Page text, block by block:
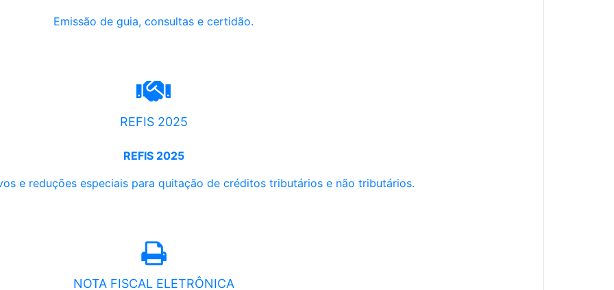
Emissão de guia, consultas e certidão.
REFIS 2025
REFIS 2025
e reduções especiais para quitação de créditos tributários e não tributários.
NOTA FISCAL ELETRÔNICA